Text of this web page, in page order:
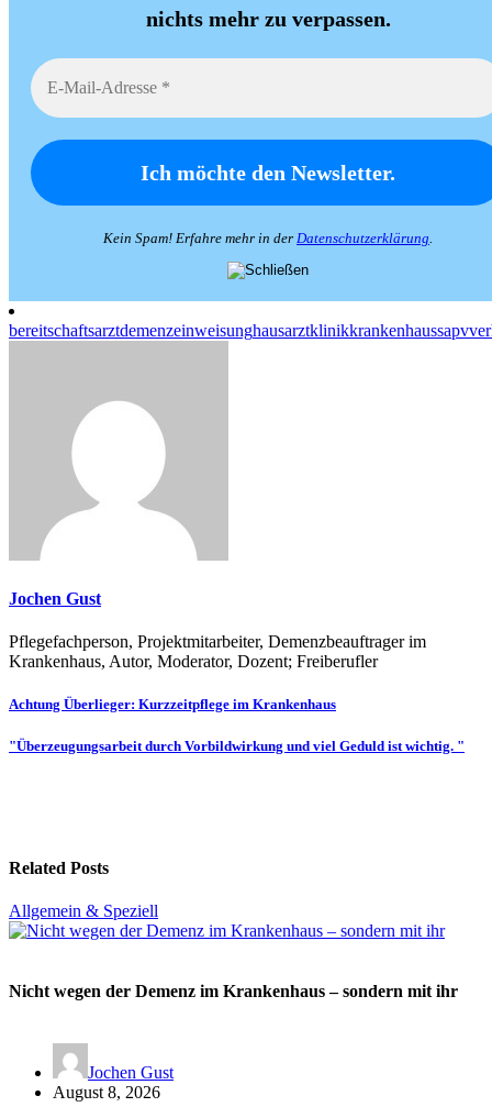
nichts mehr zu verpassen.
Kein Spam! Erfahre mehr in der Datenschutzerklärung.
bereitschaftsarztdemenzeinweisunghausarztklinikkrankenhaussapv
Jochen Gust
Pflegefachperson, Projektmitarbeiter, Demenzbeauftrager im
Krankenhaus, Autor, Moderator, Dozent; Freiberufler
Beitragsnavigation
Achtung Überlieger: Kurzzeitpflege im Krankenhaus
"Überzeugungsarbeit durch Vorbildwirkung und viel Geduld ist wichtig. "
Related Posts
Allgemein & Speziell
Nicht wegen der Demenz im Krankenhaus – sondern mit ihr
Jochen Gust
August 8, 2026